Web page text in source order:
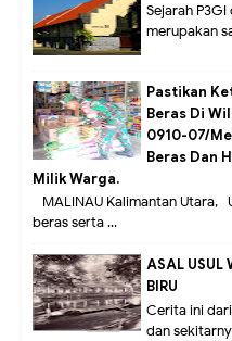
Sejarah
merupakan
Pastikan
Beras Di
0910-07/
Beras Dan
Milik Warga.
MALINAU Kalimantan
beras serta ...
ASAL USUL
BIRU
Cerita ini
dan